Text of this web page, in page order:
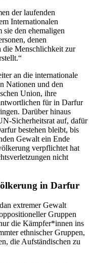
der laufenden
Internationalen
den ehemaligen
denen
die Menschlichkeit zur
an die internationale
Nationen und den
Union, ihre
für in Darfur
Darüber hinaus
Sicherheitsrat auf, dafür
bestehen bleibt, bis
Gewalt ein Ende
verpflichtet hat
nicht
in Darfur
extremer Gewalt
Gruppen
die Kämpfer*innen ins
ethnischer Gruppen,
die Aufständischen zu